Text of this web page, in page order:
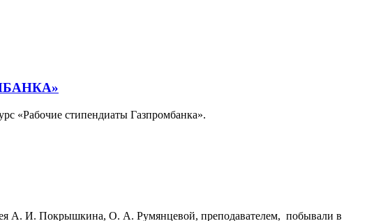
«Рабочие стипендиаты Газпромбанка».
А. И. Покрышкина, О. А. Румянцевой, преподавателем, побывали в